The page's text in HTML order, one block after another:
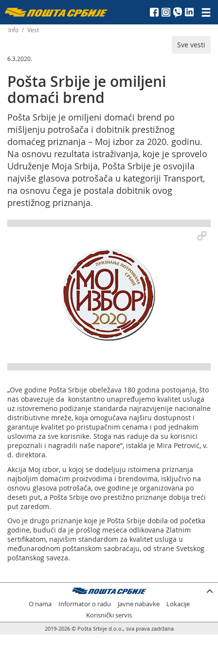
Пошта
Србије
д.о.о.
Info / Vest
Sve vesti
6.3.2020.
Pošta Srbije je omiljeni
domaći brend
Pošta Srbije je omiljeni domaći brend po
mišljenju potrošača i dobitnik prestižnog
domaćeg priznanja – Moj izbor za 2020. godinu.
Na osnovu rezultata istraživanja, koje je sprovelo
Udruženje Moja Srbija, Pošta Srbije je osvojila
najviše glasova potrošača u kategoriji Transport,
na osnovu čega je postala dobitnik ovog
prestižnog priznanja.
„Ove godine Pošta Srbije obeležava 180 godina postojanja, što
nas obavezuje da konstantno unapređujemo kvalitet usluga
uz istovremeno podizanje standarda najrazvijenije nacionalne
distributivne mreže, koja omogućava najširu dostupnost i
garantuje kvalitet po pristupačnim cenama i pod jednakim
uslovima za sve korisnike. Stoga nas raduje da su korisnici
prepoznali i nagradili naše napore”, istakla je Mira Petrović, v.
d. direktora.
Akcija Moj izbor, u kojoj se dodeljuju istoimena priznanja
najboljim domaćim proizvodima i brendovima, isključivo na
osnovu glasova potrošača, ove godine je organizovana po
deseti put, a Pošta Srbije ovo prestižno priznanje dobija treći
put zaredom.
Ovo je drugo priznanje koje je Pošta Srbije dobila od početka
godine, budući da je prošlog meseca odlikovana Zlatnim
sertifikatom, najvišim standardom za kvalitet usluga u
međunarodnom poštanskom saobraćaju, od strane Svetskog
poštanskog saveza.
O nama Informator o radu Javne nabavke
Lokacije
Korisnički servis
2019-2026 © Pošta Srbije d.o.o., sva prava zadržana